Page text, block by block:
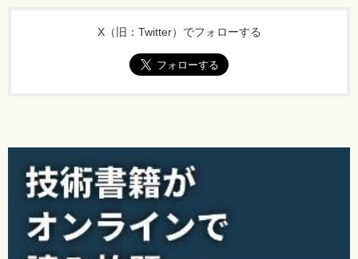
X（旧：Twitter）でフォローする